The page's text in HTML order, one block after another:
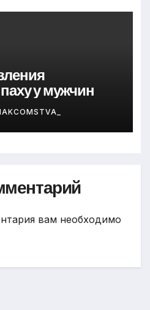
у мужчин
вам необходимо